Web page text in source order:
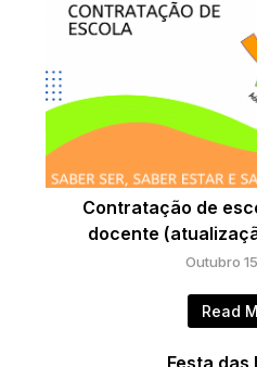
Contratação de
docente
Outubro
Read
Festa das